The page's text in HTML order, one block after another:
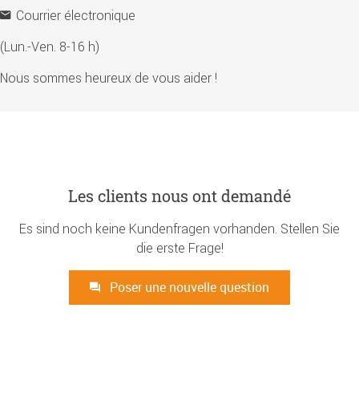
Courrier électronique
(Lun.-Ven. 8-16 h)
Nous sommes heureux de vous aider !
Les clients nous ont demandé
Es sind noch keine Kundenfragen vorhanden. Stellen Sie
die erste Frage!
Poser une nouvelle question